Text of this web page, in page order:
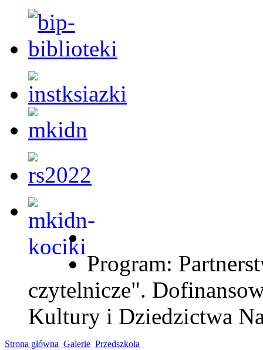
Program:
czytelnicze".
Kultury i Dziedzictwa
Strona główna Galerie Przedszkola